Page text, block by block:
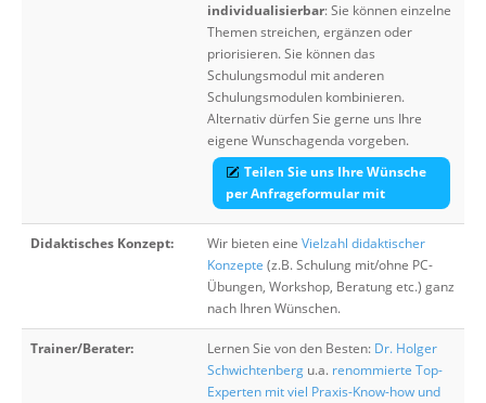
individualisierbar: Sie können einzelne
Themen streichen, ergänzen oder
priorisieren. Sie können das
Schulungsmodul mit anderen
Schulungsmodulen kombinieren.
Alternativ dürfen Sie gerne uns Ihre
eigene Wunschagenda vorgeben.
Teilen Sie uns Ihre Wünsche
per Anfrageformular mit
Didaktisches Konzept: Wir bieten eine Vielzahl didaktischer
Konzepte (z.B. Schulung mit/ohne PC-
Übungen, Workshop, Beratung etc.) ganz
nach Ihren Wünschen.
Trainer/Berater: Lernen Sie von den Besten: Dr. Holger
Schwichtenberg u.a. renommierte Top-
Experten mit viel Praxis-Know-how und